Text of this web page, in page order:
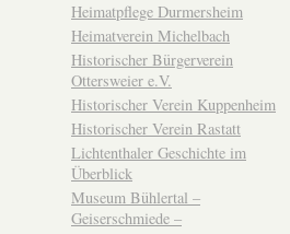
Heimatpflege Durmersheim
Heimatverein Michelbach
Historischer Bürgerverein
Ottersweier e.V.
Historischer Verein Kuppenheim
Historischer Verein Rastatt
Lichtenthaler Geschichte im
Überblick
Museum Bühlertal –
Geiserschmiede –